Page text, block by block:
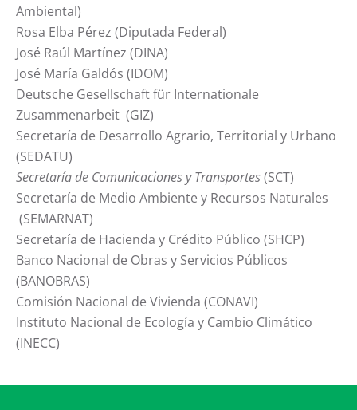
Ambiental)
Rosa Elba Pérez (Diputada Federal)
José Raúl Martínez (DINA)
José María Galdós (IDOM)
Deutsche Gesellschaft für Internationale
Zusammenarbeit (GIZ)
Secretaría de Desarrollo Agrario, Territorial y Urbano
(SEDATU)
Secretaría de Comunicaciones y Transportes(SCT)
Secretaría de Medio Ambiente y Recursos Naturales
(SEMARNAT)
Secretaría de Hacienda y Crédito Público (SHCP)
Banco Nacional de Obras y Servicios Públicos
(BANOBRAS)
Comisión Nacional de Vivienda (CONAVI)
Instituto Nacional de Ecología y Cambio Climático
(INECC)